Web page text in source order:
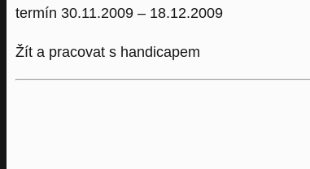
termín 30.11.2009 – 18.12.2009
Žít a pracovat s handicapem